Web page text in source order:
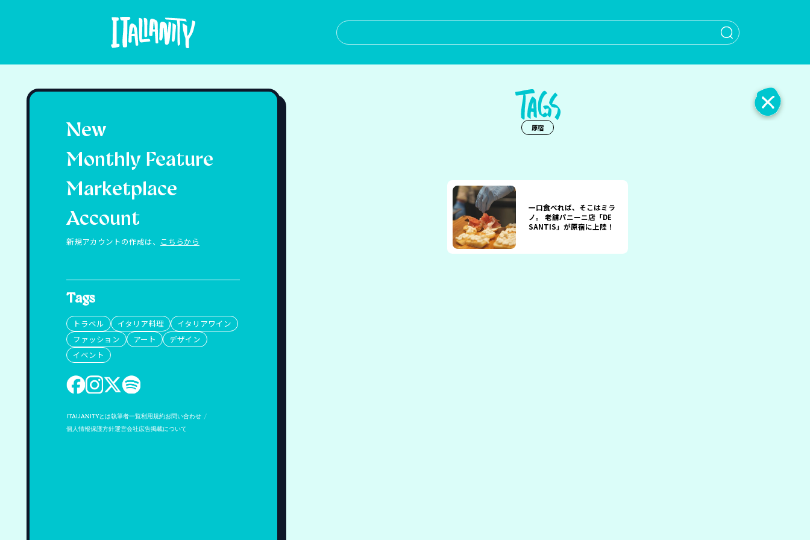
When
New
Monthly Feature
Marketplace
Account
新規アカウントの作成は、 こちらから
Tags
トラベル イタリア料理
イタリアワイン
ファッション
アート
デザイン
イベント
ITALIANITYとは執筆者一覧利用規約お問い合わせ
個人情報保護方針運営会社広告掲載について
原宿
一口食べれば、そこはミラ
ノ。 老舗パニーニ店「DE
SANTIS」が原宿に上陸！